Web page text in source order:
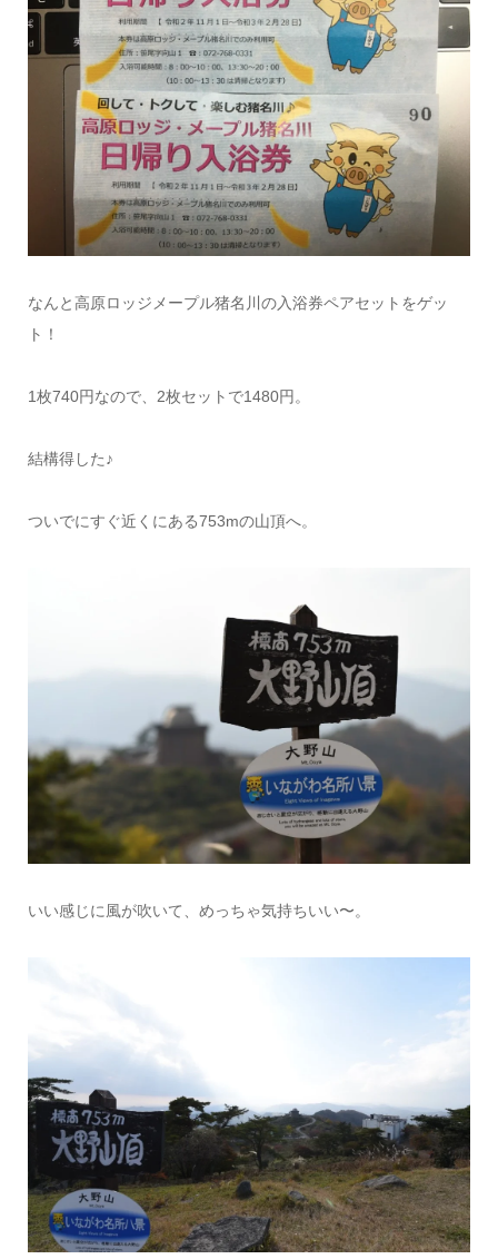
なんと高原ロッジメープル猪名川の入浴券ペアセットをゲッ
ト！
1枚740円なので、2枚セットで1480円。
結構得した♪
ついでにすぐ近くにある753mの山頂へ。
いい感じに風が吹いて、めっちゃ気持ちいい〜。